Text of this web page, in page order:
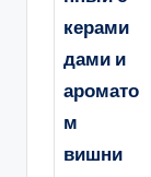
керами
дами и
аромато
м
вишни